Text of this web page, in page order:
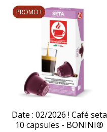
Date : 02/2026 ! Café seta
10 capsules - BONINI®
PROMO !